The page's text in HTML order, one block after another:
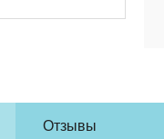
Отзывы